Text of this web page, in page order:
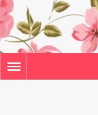
TOGGLE
NAVIGATION